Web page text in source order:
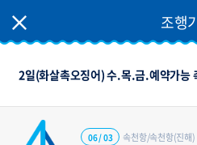
조행
2일(화살촉오징어) 수.목.금.예약가능
속천항/속천항(진해)
06 / 03